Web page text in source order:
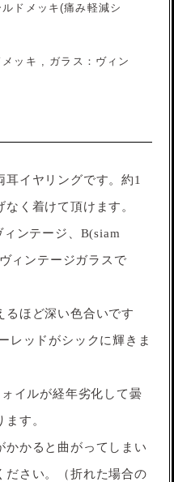
ドメッキ(痛み軽減シ
ッキ , ガラス：ヴィン
耳イヤリングです。約1
く着けて頂けます。
ンテージ、B(siam
ィンテージガラスで
るほど深い色合いです
レッドがシックに輝きま
イルが経年劣化して曇
す。
かかると曲がってしまい
ださい。（折れた場合の